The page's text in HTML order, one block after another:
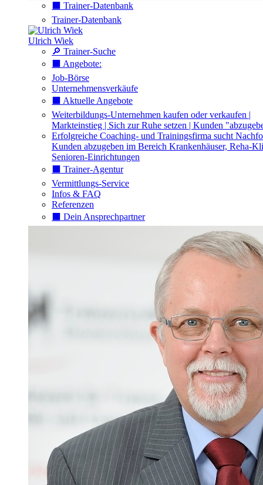
⬛️ Trainer-Datenbank
Trainer-Datenbank
Ulrich Wiek
🔎 Trainer-Suche
⬛️ Angebote:
Job-Börse
Unternehmensverkäufe
⬛️ Aktuelle Angebote
Weiterbildungs-Unternehmen kaufen oder verkaufen |
Markteinstieg | Sich zur Ruhe setzen | Kunden
Erfolgreiche Coaching- und Trainingsfirma sucht
Kunden abzugeben im Bereich Krankenhäuser, Reha-
Senioren-Einrichtungen
⬛️ Trainer-Agentur
Vermittlungs-Service
Infos & FAQ
Referenzen
⬛️ Dein Ansprechpartner